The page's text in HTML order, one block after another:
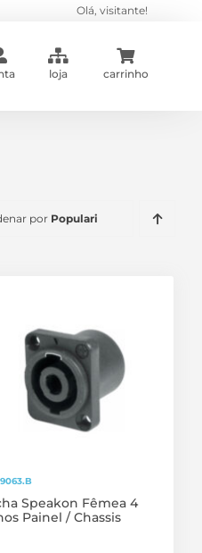
Olá, visitante!
loja carrinho
por Popularidade
Speakon Fêmea 4
Painel / Chassis